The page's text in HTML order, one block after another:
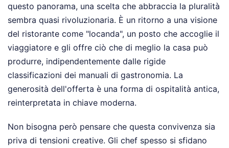
questo panorama, una scelta che abbraccia la pluralità
sembra quasi rivoluzionaria. È un ritorno a una visione
del ristorante come "locanda", un posto che accoglie il
viaggiatore e gli offre ciò che di meglio la casa può
produrre, indipendentemente dalle rigide
classificazioni dei manuali di gastronomia. La
generosità dell'offerta è una forma di ospitalità antica,
reinterpretata in chiave moderna.
Non bisogna però pensare che questa convivenza sia
priva di tensioni creative. Gli chef spesso si sfidano